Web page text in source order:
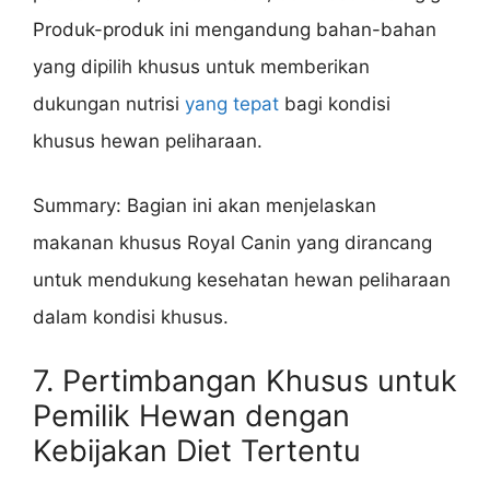
Produk-produk ini mengandung bahan-bahan
yang dipilih khusus untuk memberikan
dukungan nutrisi yang tepat bagi kondisi
khusus hewan peliharaan.
Summary: Bagian ini akan menjelaskan
makanan khusus Royal Canin yang dirancang
untuk mendukung kesehatan hewan peliharaan
dalam kondisi khusus.
7. Pertimbangan Khusus untuk
Pemilik Hewan dengan
Kebijakan Diet Tertentu